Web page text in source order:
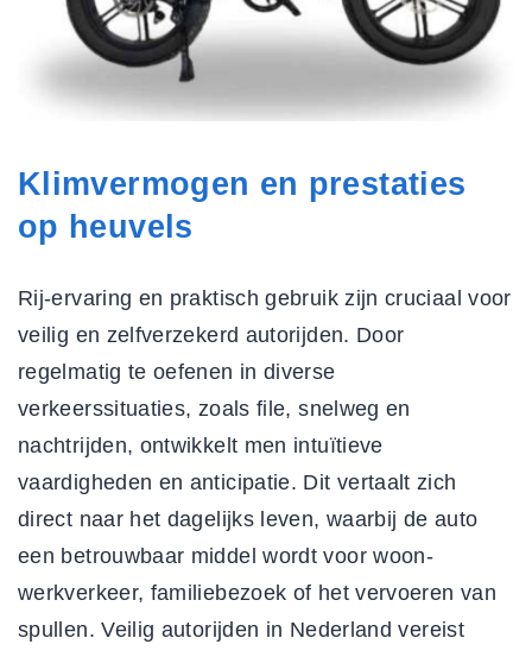
Klimvermogen en prestaties
op heuvels
Rij-ervaring en praktisch gebruik zijn cruciaal voor
veilig en zelfverzekerd autorijden. Door
regelmatig te oefenen in diverse
verkeerssituaties, zoals file, snelweg en
nachtrijden, ontwikkelt men intuïtieve
vaardigheden en anticipatie. Dit vertaalt zich
direct naar het dagelijks leven, waarbij de auto
een betrouwbaar middel wordt voor woon-
werkverkeer, familiebezoek of het vervoeren van
spullen.Veilig autorijden in Nederland vereist